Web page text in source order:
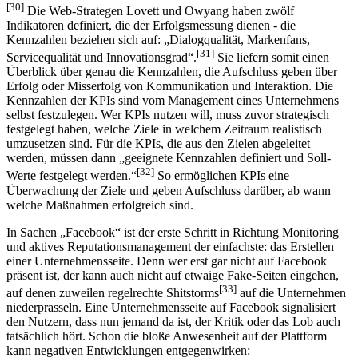
[30] Die Web-Strategen Lovett und Owyang haben zwölf
Indikatoren definiert, die der Erfolgsmessung dienen - die
Kennzahlen beziehen sich auf: „Dialogqualität, Markenfans,
Servicequalität und Innovationsgrad“.[31] Sie liefern somit einen
Überblick über genau die Kennzahlen, die Aufschluss geben über
Erfolg oder Misserfolg von Kommunikation und Interaktion. Die
Kennzahlen der KPIs sind vom Management eines Unternehmens
selbst festzulegen. Wer KPIs nutzen will, muss zuvor strategisch
festgelegt haben, welche Ziele in welchem Zeitraum realistisch
umzusetzen sind. Für die KPIs, die aus den Zielen abgeleitet
werden, müssen dann „geeignete Kennzahlen definiert und Soll-
Werte festgelegt werden.“[32] So ermöglichen KPIs eine
Überwachung der Ziele und geben Aufschluss darüber, ab wann
welche Maßnahmen erfolgreich sind.
In Sachen „Facebook“ ist der erste Schritt in Richtung Monitoring
und aktives Reputationsmanagement der einfachste: das Erstellen
einer Unternehmensseite. Denn wer erst gar nicht auf Facebook
präsent ist, der kann auch nicht auf etwaige Fake-Seiten eingehen,
auf denen zuweilen regelrechte Shitstorms[33] auf die Unternehmen
niederprasseln. Eine Unternehmensseite auf Facebook signalisiert
den Nutzern, dass nun jemand da ist, der Kritik oder das Lob auch
tatsächlich hört. Schon die bloße Anwesenheit auf der Plattform
kann negativen Entwicklungen entgegenwirken: